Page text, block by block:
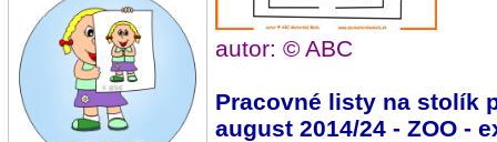
autor: © ABC
Pracovné listy na stolík
august 2014/24 - ZOO -